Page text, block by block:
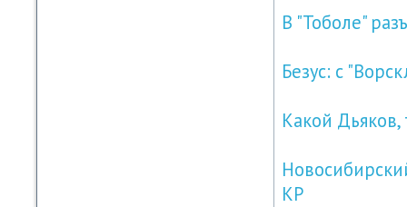
В "Тоболе"
Безус: с
Какой
КР